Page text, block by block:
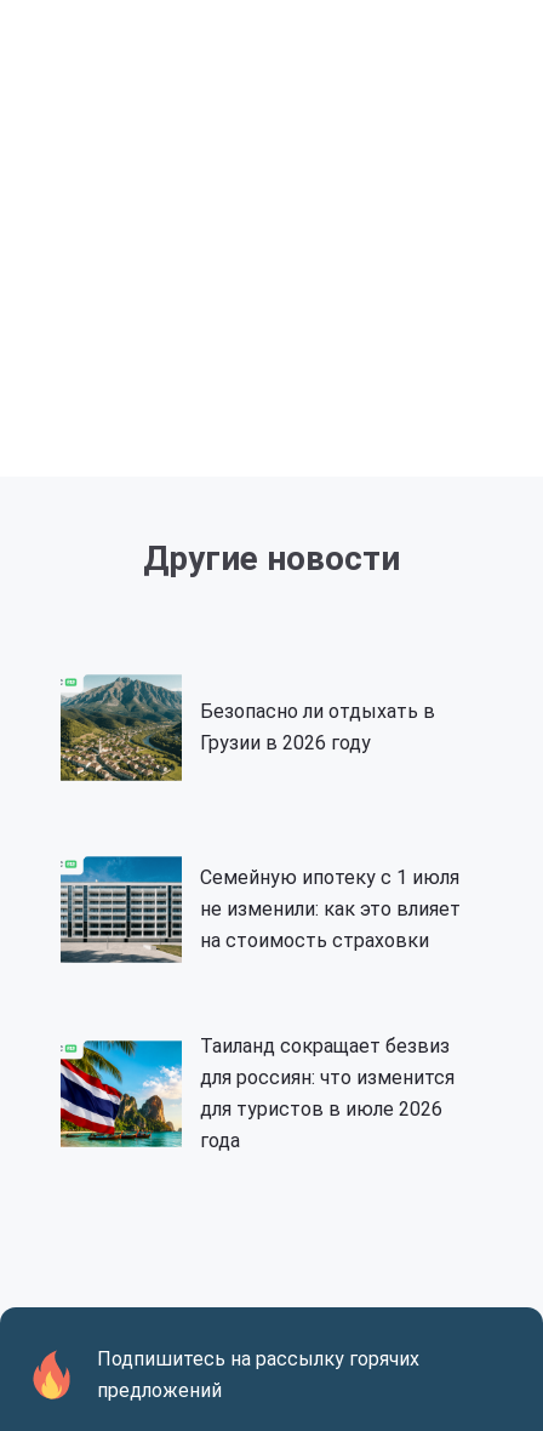
Другие новости
Безопасно ли отдыхать в
Грузии в 2026 году
Семейную ипотеку с 1 июля
не изменили: как это влияет
на стоимость страховки
Таиланд сокращает безвиз
для россиян: что изменится
для туристов в июле 2026
года
Подпишитесь на рассылку горячих
предложений